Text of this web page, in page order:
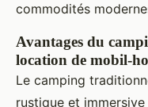
commodités
Avantages du
location de mobil-
Le camping
rustique et